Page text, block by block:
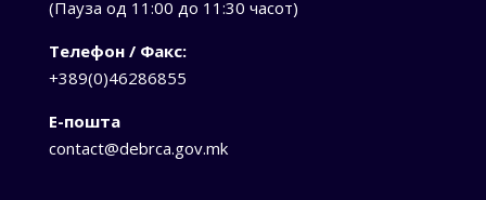
(Пауза од 11:00 до 11:30 часот)
Телефон / Факс:
+389(0)46286855
Е-пошта
contact@debrca.gov.mk